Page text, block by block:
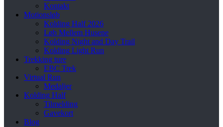
Kontakt
Motionsløb
Kolding Half 2026
Løb Mellem Husene
Kolding Night and Day Trail
Kolding Light Run
Trekking ture
EBC Trek
Virtual Run
Medaljer
Kolding Half
Tilmelding
Gavekort
Blog